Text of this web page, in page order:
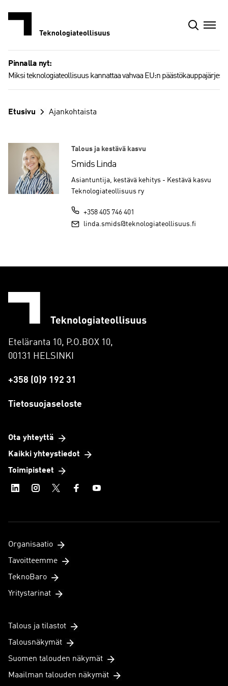
Pinnalla nyt:
Miksi teknologiateollisuus kannattaa vahvaa EU:n
Etusivu Ajankohtaista
Talous ja kestävä kasvu
Smids Linda
Asiantuntija, kestävä kehitys - Kestävä kasvu
Teknologiateollisuus ry
+358 405 746 401
linda.smids@teknologiateollisuus.fi
Eteläranta 10, P.O.BOX 10,
00131 HELSINKI
+358 (0)9 192 31
Tietosuojaseloste
Ota yhteyttä
Kaikki yhteystiedot
Toimipisteet
Organisaatio
Tavoitteemme
TeknoBaro
Yritystarinat
Talous ja tilastot
Talousnäkymät
Suomen talouden näkymät
Maailman talouden näkymät